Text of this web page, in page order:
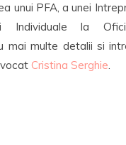
unui PFA, a unei
Individuale la
mai multe detalii si
Cristina Serghie.